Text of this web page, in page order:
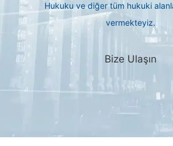
Hukuku ve diğer tüm hukuki
vermekteyiz.
Bize Ulaşın